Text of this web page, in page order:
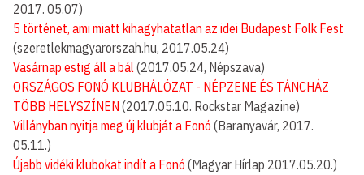
2017. 05.07)
5 történet, ami miatt kihagyhatatlan az idei Budapest Folk Fest
(szeretlekmagyarorszah.hu, 2017.05.24)
Vasárnap estig áll a bál(2017.05.24, Népszava)
ORSZÁGOS FONÓ KLUBHÁLÓZAT - NÉPZENE ÉS TÁNCHÁZ
TÖBB HELYSZÍNEN (2017.05.10. Rockstar Magazine)
Villányban nyitja meg új klubját a Fonó (Baranyavár, 2017.
05.11.)
Újabb vidéki klubokat indít a Fonó (Magyar Hírlap 2017.05.20.)